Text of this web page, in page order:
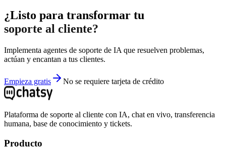
¿Listo para transformar tu
soporte al cliente?
Implementa agentes de soporte de IA que resuelven problemas,
actúan y encantan a tus clientes.
Empieza gratis No se requiere tarjeta de crédito
Plataforma de soporte al cliente con IA, chat en vivo, transferencia
humana, base de conocimiento y tickets.
Producto